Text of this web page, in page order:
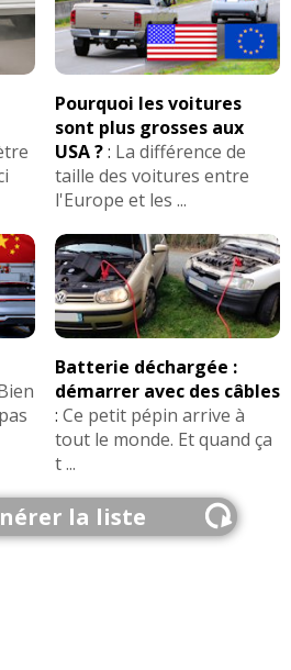
euros/an (Assureur :
contrat : Tous risques)
cet avis
sous le commentaire
validation)
autresavis >>
Pourquoi les voitures
sont plus grosses aux
USA ?: La différence de
taille des voitures entre
l'Europe et les ...
Batterie déchargée :
démarrer avec des câbles
: Ce petit pépin arrive à
tout le monde. Et quand ça
t ...
la liste